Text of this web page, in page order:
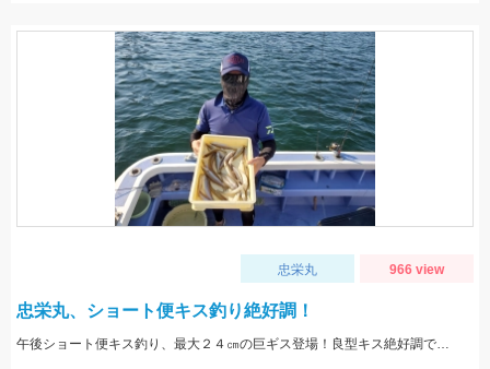
忠栄丸 966 view
忠栄丸、ショート便キス釣り絶好調！
午後ショート便キス釣り、最大２４㎝の巨ギス登場！良型キス絶好調です！